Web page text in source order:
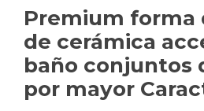
Premium forma
de cerámica
baño conjuntos
por mayor